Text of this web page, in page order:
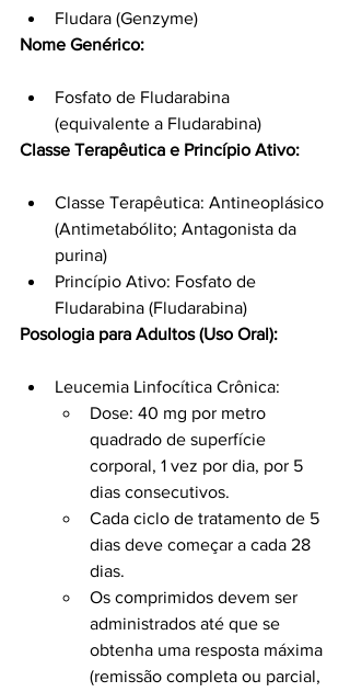
Fludara (Genzyme)
Nome Genérico:
Fosfato de Fludarabina
(equivalente a Fludarabina)
Classe Terapêutica e Princípio Ativo:
Classe Terapêutica: Antineoplásico
(Antimetabólito; Antagonista da
purina)
Princípio Ativo: Fosfato de
Fludarabina (Fludarabina)
Posologia para Adultos (Uso Oral):
Leucemia Linfocítica Crônica:
Dose: 40 mg por metro
quadrado de superfície
corporal, 1 vez por dia, por 5
dias consecutivos.
Cada ciclo de tratamento de 5
dias deve começar a cada 28
dias.
Os comprimidos devem ser
administrados até que se
obtenha uma resposta máxima
(remissão completa ou parcial,